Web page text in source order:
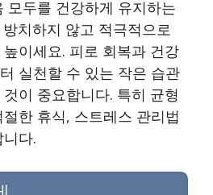
모두를 건강하게 유지하는
치하지 않고 적극적으로
이세요. 피로 회복과 건강
실천할 수 있는 작은 습관
이 중요합니다. 특히 균형
한 휴식, 스트레스 관리법
다.